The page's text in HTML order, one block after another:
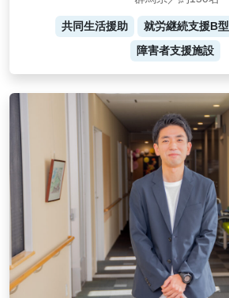
共同生活援助 就労継続支援B型
障害者支援施設